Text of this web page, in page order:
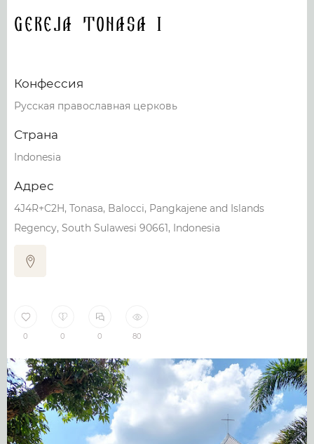
Gereja Tonasa 1
Конфессия
Русская православная церковь
Страна
Indonesia
Адрес
4J4R+C2H, Tonasa, Balocci, Pangkajene and Islands
Regency, South Sulawesi 90661, Indonesia
0 0 0 80